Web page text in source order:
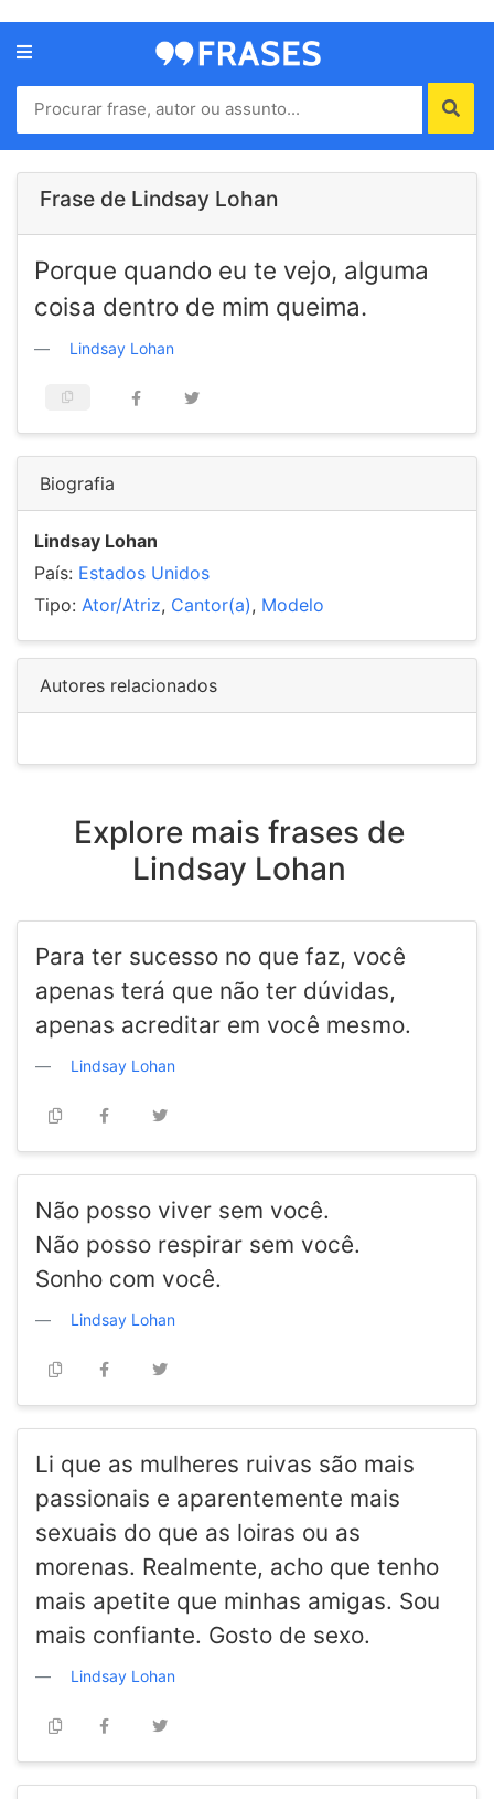
Menu
Home
Autores
de
Frase de Lindsay Lohan
Porque quando eu te vejo, alguma
coisa dentro de mim queima.
Lindsay Lohan
Biografia
Lindsay Lohan
País: Estados Unidos
Tipo: Ator/Atriz, Cantor(a), Modelo
Autores relacionados
Explore mais frases de
Lindsay Lohan
Para ter sucesso no que faz, você
apenas terá que não ter dúvidas,
apenas acreditar em você mesmo.
Lindsay Lohan
Não posso viver sem você.
Não posso respirar sem você.
Sonho com você.
Lindsay Lohan
Li que as mulheres ruivas são mais
passionais e aparentemente mais
sexuais do que as loiras ou as
morenas. Realmente, acho que tenho
mais apetite que minhas amigas. Sou
mais confiante. Gosto de sexo.
Lindsay Lohan